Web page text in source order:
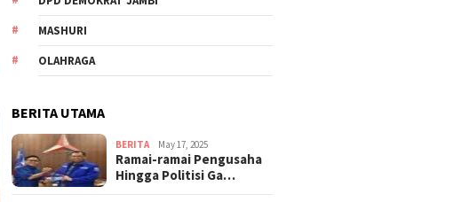
MASHURI
OLAHRAGA
BERITA UTAMA
BERITA May 17, 2025
Ramai-ramai Pengusaha
Hingga Politisi Ga…